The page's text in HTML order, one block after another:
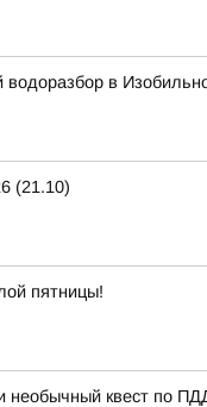
в
(21.10)
пятницы!
необычный квест по